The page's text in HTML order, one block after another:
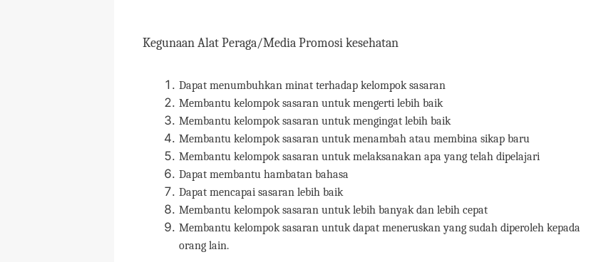
Kegunaan Alat Peraga/Media Promosi kesehatan
Dapat menumbuhkan minat terhadap kelompok sasaran
Membantu kelompok sasaran untuk mengerti lebih baik
Membantu kelompok sasaran untuk mengingat lebih baik
Membantu kelompok sasaran untuk menambah atau membina sikap baru
Membantu kelompok sasaran untuk melaksanakan apa yang telah dipelajari
Dapat membantu hambatan bahasa
Dapat mencapai sasaran lebih baik
Membantu kelompok sasaran untuk lebih banyak dan lebih cepat
Membantu kelompok sasaran untuk dapat meneruskan yang sudah diperoleh kepada
orang lain.